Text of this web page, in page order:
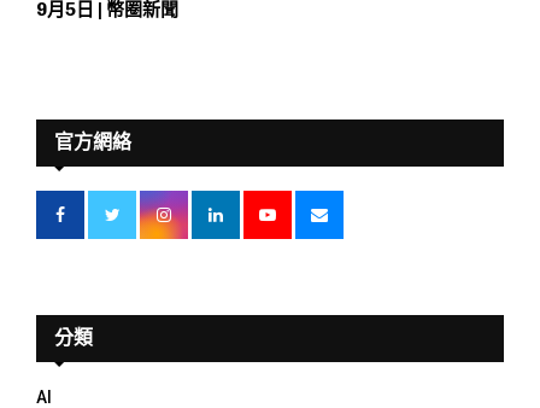
9月5日 | 幣圈新聞
官方網絡
分類
AI